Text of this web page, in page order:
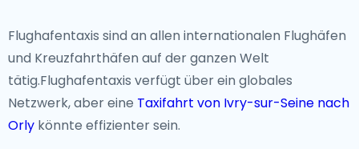
Flughafentaxis sind an allen internationalen Flughäfen
und Kreuzfahrthäfen auf der ganzen Welt
tätig.Flughafentaxis verfügt über ein globales
Netzwerk, aber eine Taxifahrt von Ivry-sur-Seine nach
Orly könnte effizienter sein.